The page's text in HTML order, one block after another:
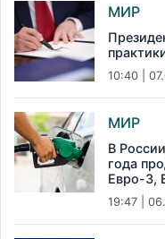
МИР
10:40 |
МИР
В
года
Евро-3,
19:47 |